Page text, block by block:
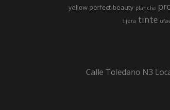
yellow perfect-beauty plancha
tijera tinte
Calle Toledano N3